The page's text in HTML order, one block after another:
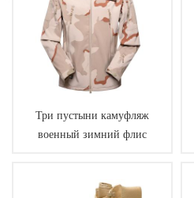
Три пустыни камуфляж
военный зимний флис